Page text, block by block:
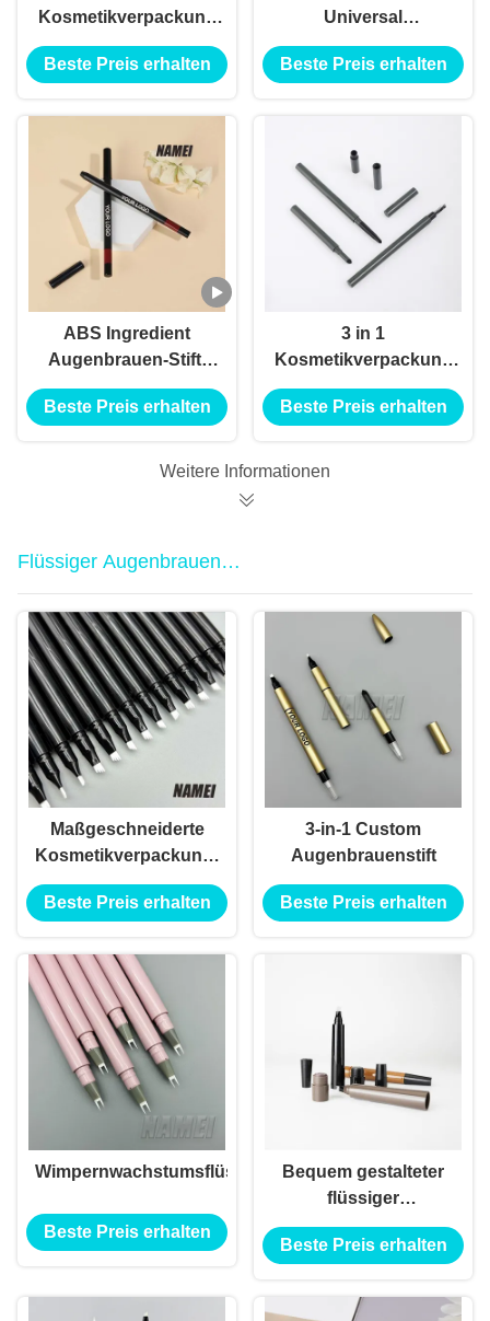
Kosmetikverpackung
Leere
Brustrohrbehälter
Rohrbehälter
Beste Preis erhalten
Universal
Augenbrauen-Stift
Tragbares
Doppel-Ende
Augenbrauen-Stift
Custom
Augenbrauen-Stift-
Hülle
Beste Preis erhalten
ABS Ingredient
Augenbrauen-Stift-
Bürste-Applikator für
professionelle
Beste Preis erhalten
3 in 1
Kosmetikverpackung
Runder Augenbrauen
Bleistift leere Röhre
Plastik Augenbrauen
Beste Preis erhalten
Weitere Informationen
Flüssiger Augenbrauen
Bleistiftbehälter
Maßgeschneiderte
Kosmetikverpackungen
aus Plastik
Beste Preis erhalten
3-in-1 Custom
Augenbrauenstift
Beste Preis erhalten
Wimpernwachstumsflüssigkeitsbehälter
Beste Preis erhalten
Bequem gestalteter
flüssiger
Augenbrauenbehälter
für einen Bläser
Beste Preis erhalten